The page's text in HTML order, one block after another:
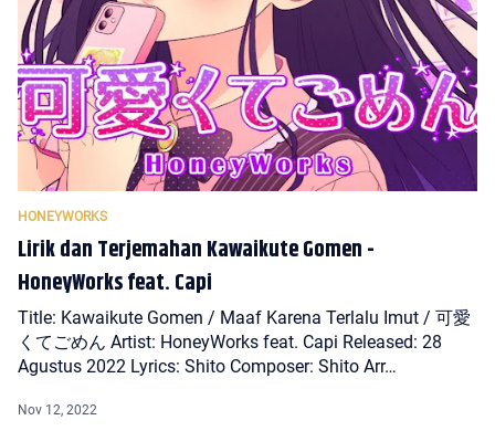
Lirik dan Terjemahan Kawaikute Gomen -
HoneyWorks feat. Capi
Title: Kawaikute Gomen / Maaf Karena Terlalu Imut / 可愛
くてごめん Artist: HoneyWorks feat. Capi Released: 28
Agustus 2022 Lyrics: Shito Composer: Shito Arr…